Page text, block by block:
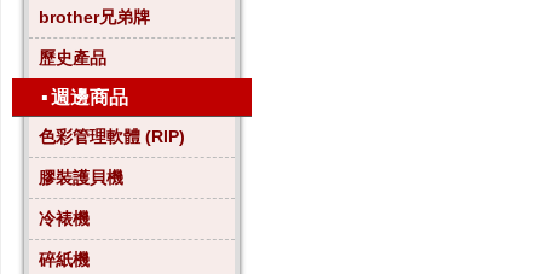
brother兄弟牌
歷史產品
▪週邊商品
色彩管理軟體 (RIP)
膠裝護貝機
冷裱機
碎紙機